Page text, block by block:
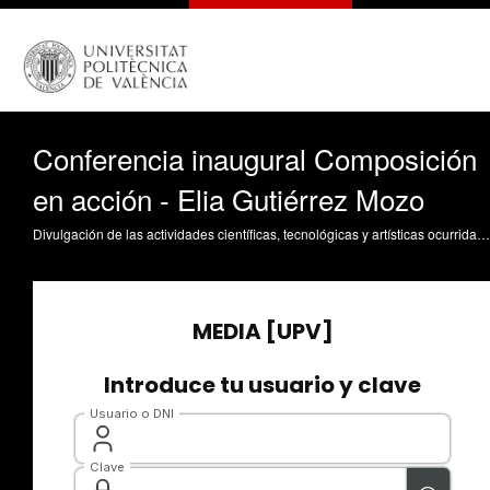
Conferencia inaugural Composición
en acción - Elia Gutiérrez Mozo
Divulgación de las actividades científicas, tecnológicas y artísticas ocurridas en los tres campus de la UPV